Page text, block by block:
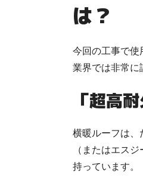
は？
今回の工事で使
業界では非常に
「超高
横暖ルーフは、
（またはエス
持っています。